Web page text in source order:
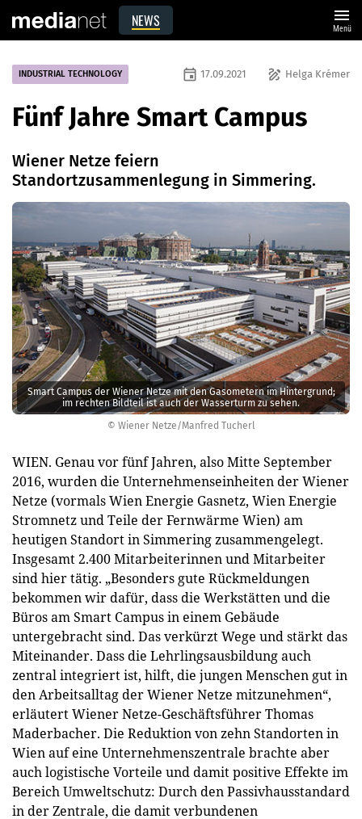
NEWS menu
Menü
© Wiener Netze/Manfred Tucherl
Smart Campus der Wiener Netze mit den Gasometern im Hintergrund;
im rechten Bildteil ist auch der Wasserturm zu sehen.
INDUSTRIAL TECHNOLOGY draw Helga Krémer
event 17.09.2021
Fünf Jahre Smart Campus
Wiener Netze feiern
Standortzusammenlegung in Simmering.
WIEN. Genau vor fünf Jahren, also Mitte September
2016, wurden die Unternehmenseinheiten der Wiener
Netze (vormals Wien Energie Gasnetz, Wien Energie
Stromnetz und Teile der Fernwärme Wien) am
heutigen Standort in Simmering zusammengelegt.
Insgesamt 2.400 Mitarbeiterinnen und Mitarbeiter
sind hier tätig. „Besonders gute Rückmeldungen
bekommen wir dafür, dass die Werkstätten und die
Büros am Smart Campus in einem Gebäude
untergebracht sind. Das verkürzt Wege und stärkt das
Miteinander. Dass die Lehrlingsausbildung auch
zentral integriert ist, hilft, die jungen Menschen gut in
den Arbeitsalltag der Wiener Netze mitzunehmen“,
erläutert Wiener Netze-Geschäftsführer Thomas
Maderbacher. Die Reduktion von zehn Standorten in
Wien auf eine Unternehmenszentrale brachte aber
auch logistische Vorteile und damit positive Effekte im
Bereich Umweltschutz: Durch den Passivhausstandard
in der Zentrale, die damit verbundenen